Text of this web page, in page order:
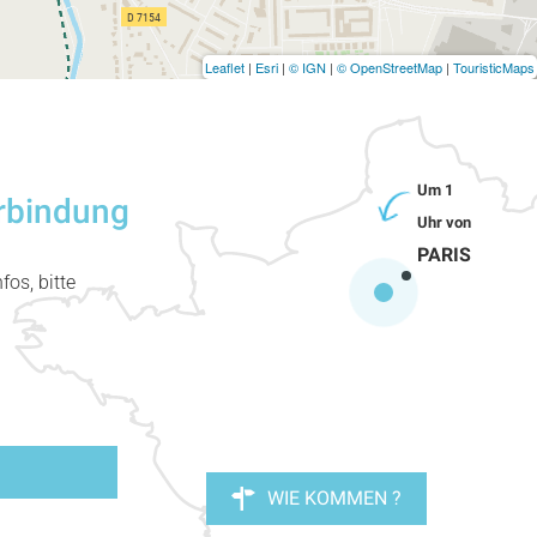
Leaflet | Esri | © IGN | © OpenStreetMap | TouristicMaps
bitte
PARIS
WIE KOMMEN ?